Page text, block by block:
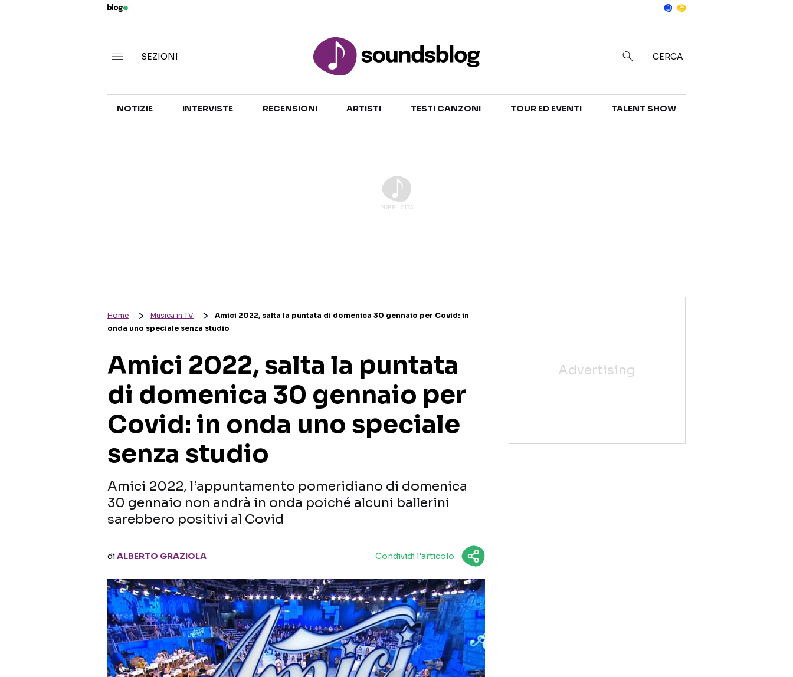
TALENT SHOW
SEZIONI CERCA
NOTIZIE INTERVISTE RECENSIONI ARTISTI TESTI CANZONI TOUR ED EVENTI TALENT SHOW
Home Musica in TV
Amici 2022, salta la puntata di domenica 30 gennaio per Covid: in
onda uno speciale senza studio
Amici 2022, salta la puntata
di domenica 30 gennaio per
Covid: in onda uno speciale
senza studio
Amici 2022, l’appuntamento pomeridiano di domenica
30 gennaio non andrà in onda poiché alcuni ballerini
sarebbero positivi al Covid
diALBERTO GRAZIOLA Condividi l'articolo